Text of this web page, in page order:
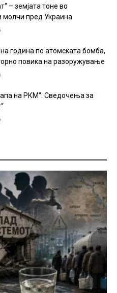
– земјата тоне во
молчи пред Украина
година по атомската бомба,
повика на разоружување
на РКМ“: Сведочења за